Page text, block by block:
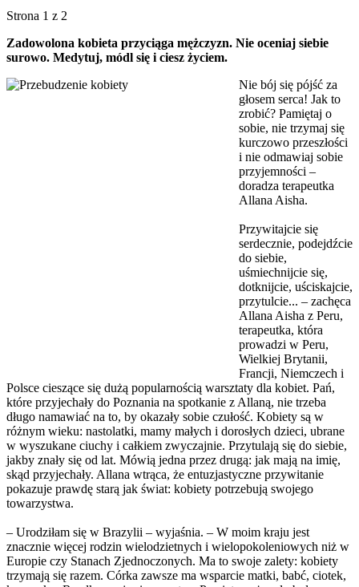
Strona 1 z 2
Zadowolona kobieta przyciąga mężczyzn. Nie oceniaj siebie
surowo. Medytuj, módl się i ciesz życiem.
Nie bój się pójść za
głosem serca! Jak to
zrobić? Pamiętaj o
sobie, nie trzymaj się
kurczowo przeszłości
i nie odmawiaj sobie
przyjemności –
doradza terapeutka
Allana Aisha.
Przywitajcie się
serdecznie, podejdźcie
do siebie,
uśmiechnijcie się,
dotknijcie, uściskajcie,
przytulcie... – zachęca
Allana Aisha z Peru,
terapeutka, która
prowadzi w Peru,
Wielkiej Brytanii,
Francji, Niemczech i
Polsce cieszące się dużą popularnością warsztaty dla kobiet. Pań,
które przyjechały do Poznania na spotkanie z Allaną, nie trzeba
długo namawiać na to, by okazały sobie czułość. Kobiety są w
różnym wieku: nastolatki, mamy małych i dorosłych dzieci, ubrane
w wyszukane ciuchy i całkiem zwyczajnie. Przytulają się do siebie,
jakby znały się od lat. Mówią jedna przez drugą: jak mają na imię,
skąd przyjechały. Allana wtrąca, że entuzjastyczne przywitanie
pokazuje prawdę starą jak świat: kobiety potrzebują swojego
towarzystwa.
– Urodziłam się w Brazylii – wyjaśnia. – W moim kraju jest
znacznie więcej rodzin wielodzietnych i wielopokoleniowych niż w
Europie czy Stanach Zjednoczonych. Ma to swoje zalety: kobiety
trzymają się razem. Córka zawsze ma wsparcie matki, babć, ciotek,